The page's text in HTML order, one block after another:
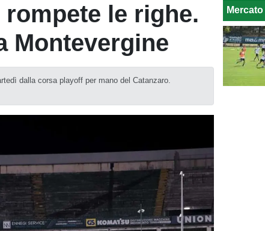
le righe.
Montevergine
dalla corsa playoff per mano del Catanzaro.
Mercato